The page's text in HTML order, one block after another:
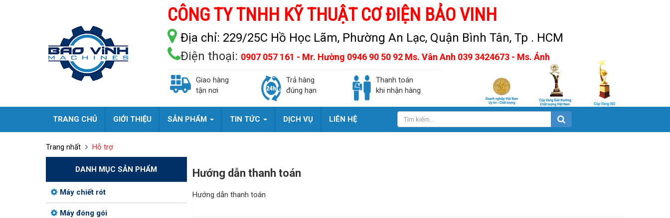
CÔNG TY TNHH KỸ THUẬT CƠ ĐIỆN BẢO VINH
Địa chỉ: 229/25C Hồ Học Lãm, Phường An Lạc, Quận Bình Tân, Tp . HCM
Điện thoại: 0907 057 161 - Mr. Hường 0946 90 50 92 Ms. Vân Anh 039 3424673 - Ms. Ánh
Giao hàng
tận nơi
Trả hàng
đúng hạn
Thanh toán
khi nhận hàng
TRANG CHỦ GIỚI THIỆU SẢN PHẨM TIN TỨC DỊCH VỤ LIÊN HỆ
Trang nhất Hỗ trợ
Hướng dẫn thanh toán
Hướng dẫn thanh toán
DANH MỤC SẢN PHẨM
Máy chiết rót
Máy đóng gói